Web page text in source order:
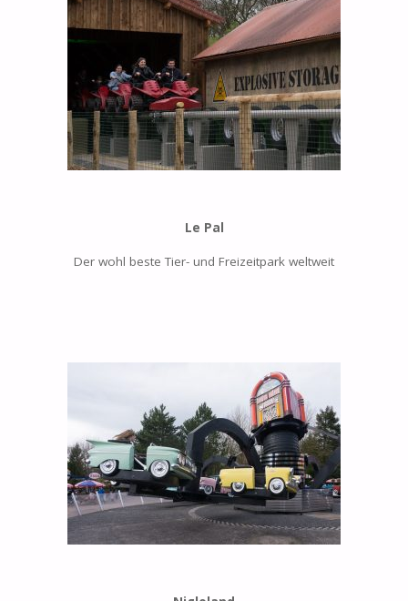
Le Pal
Der wohl beste Tier- und Freizeitpark weltweit